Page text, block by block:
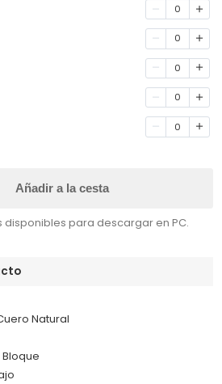
0
0
0
0
0
Añadir a la cesta
para descargar en PC.
Natural